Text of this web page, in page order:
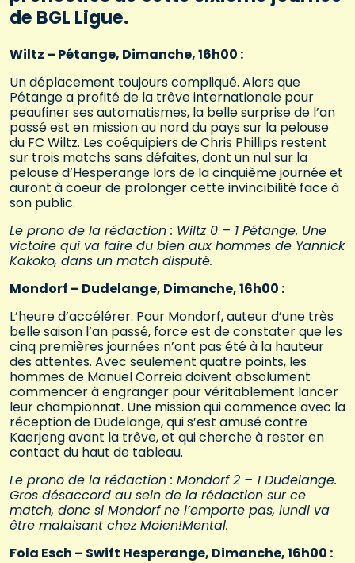
de BGL Ligue.
Wiltz – Pétange, Dimanche, 16h00 :
Un déplacement toujours compliqué. Alors que
Pétange a profité de la trêve internationale pour
peaufiner ses automatismes, la belle surprise de l’an
passé est en mission au nord du pays sur la pelouse
du FC Wiltz. Les coéquipiers de Chris Phillips restent
sur trois matchs sans défaites, dont un nul sur la
pelouse d’Hesperange lors de la cinquième journée et
auront à coeur de prolonger cette invincibilité face à
son public.
Le prono de la rédaction : Wiltz 0 – 1 Pétange. Une
victoire qui va faire du bien aux hommes de Yannick
Kakoko, dans un match disputé.
Mondorf – Dudelange, Dimanche, 16h00 :
L’heure d’accélérer. Pour Mondorf, auteur d’une très
belle saison l’an passé, force est de constater que les
cinq premières journées n’ont pas été à la hauteur
des attentes. Avec seulement quatre points, les
hommes de Manuel Correia doivent absolument
commencer à engranger pour véritablement lancer
leur championnat. Une mission qui commence avec la
réception de Dudelange, qui s’est amusé contre
Kaerjeng avant la trêve, et qui cherche à rester en
contact du haut de tableau.
Le prono de la rédaction : Mondorf 2 – 1 Dudelange.
Gros désaccord au sein de la rédaction sur ce
match, donc si Mondorf ne l’emporte pas, lundi va
être malaisant chez Moien!Mental.
Fola Esch – Swift Hesperange, Dimanche, 16h00 :